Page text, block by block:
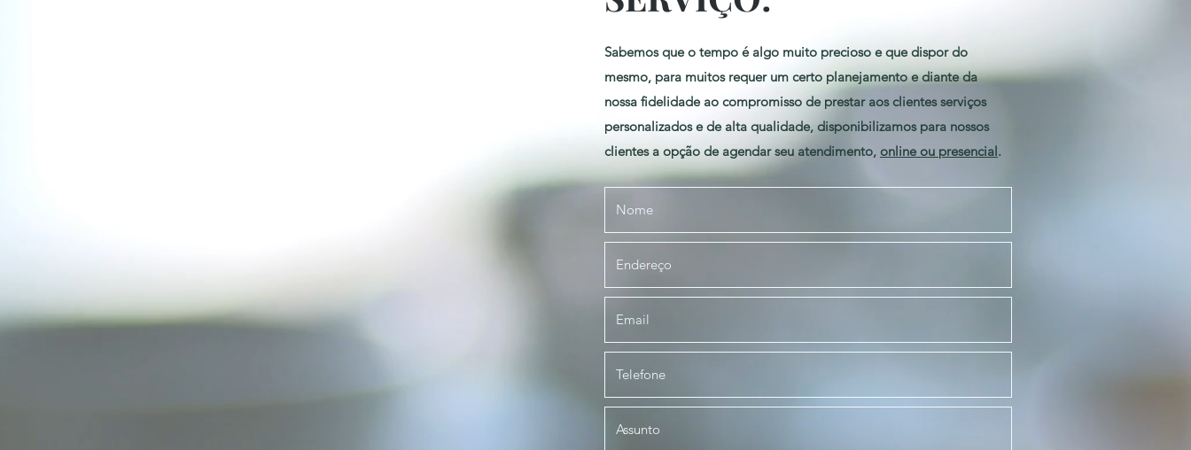
Sabemos que o tempo é algo muito precioso e que dispor do
mesmo, para muitos requer um certo planejamento e diante da
nossa fidelidade ao compromisso de prestar aos clientes serviços
personalizados e de alta qualidade, disponibilizamos para nossos
clientes a opção de agendar seu atendimento, online ou presencial.